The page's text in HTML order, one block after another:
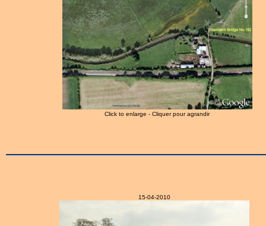
Click to enlarge - Cliquer pour agrandir
15-04-2010